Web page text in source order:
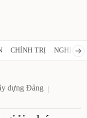
CHÍNH TRỊ NGHỊ
dựng Đảng